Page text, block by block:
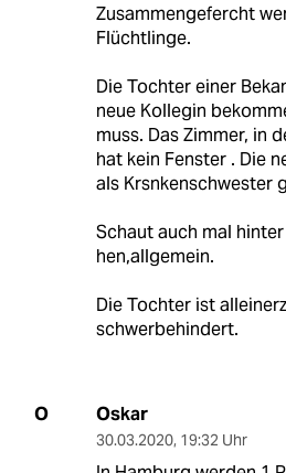
Zusammengefercht
Flüchtlinge.
Die Tochter einer
neue Kollegin
muss. Das Zimmer, in
hat kein Fenster . Die
als Krsnkenschwester
Schaut auch mal
hen,allgemein.
Die Tochter ist
schwerbehindert.
O Oskar
30.03.2020, 19:32 Uhr